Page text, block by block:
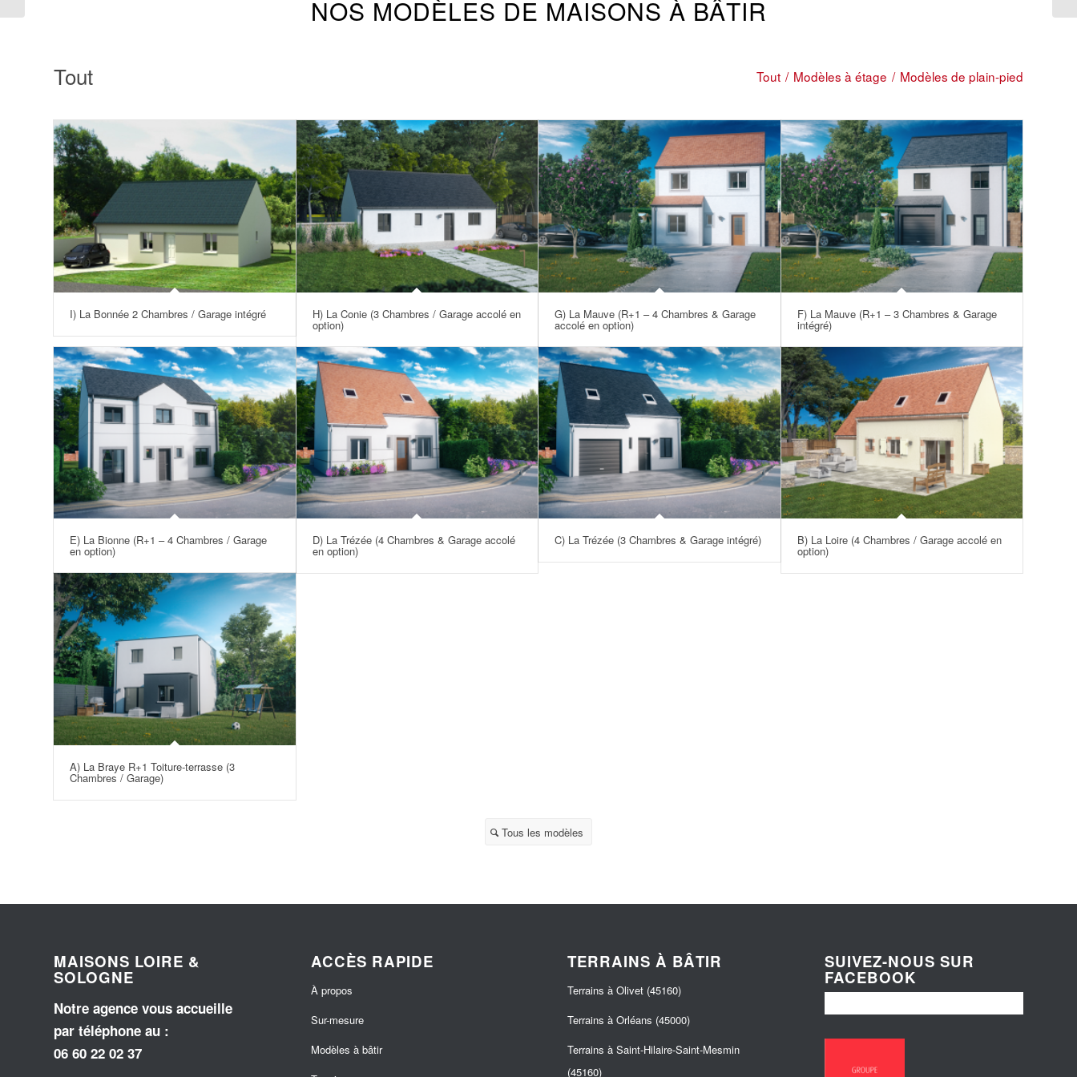
NOS MODÈLES DE MAISONS À BÂTIR
Tout Tout / Modèles à étage / Modèles de plain-pied
I) La Bonnée 2 Chambres / Garage intégré H) La Conie (3 Chambres / Garage accolé en
option)
G) La Mauve (R+1 – 4 Chambres & Garage
accolé en option)
F) La Mauve (R+1 – 3 Chambres & Garage
intégré)
E) La Bionne (R+1 – 4 Chambres / Garage
en option)
D) La Trézée (4 Chambres & Garage accolé
en option)
C) La Trézée (3 Chambres & Garage intégré) B) La Loire (4 Chambres / Garage accolé en
option)
A) La Braye R+1 Toiture-terrasse (3
Chambres / Garage)
Tous les modèles
MAISONS LOIRE &
SOLOGNE
Notre agence vous accueille
par téléphone au :
06 60 22 02 37
ACCÈS RAPIDE
À propos
Sur-mesure
Modèles à bâtir
TERRAINS À BÂTIR
Terrains à Olivet (45160)
Terrains à Orléans (45000)
Terrains à Saint-Hilaire-Saint-Mesmin
(45160)
SUIVEZ-NOUS SUR
FACEBOOK